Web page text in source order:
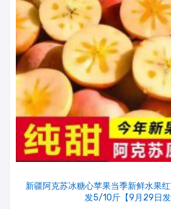
新疆阿克苏冰糖心苹果当季新鲜水果
发5/10斤【9月29日发